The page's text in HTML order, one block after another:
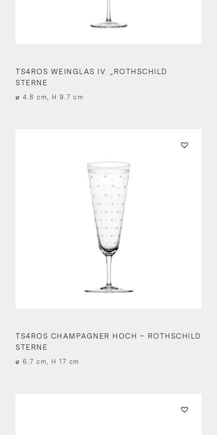
TS4ROS WEINGLAS IV. „ROTHSCHILD
STERNE
⌀ 4.8 cm, H 9.7 cm
TS4ROS CHAMPAGNER HOCH – ROTHSCHILD
STERNE
⌀ 6.7 cm, H 17 cm